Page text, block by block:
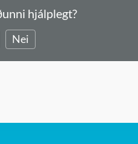
hjálplegt?
Nei